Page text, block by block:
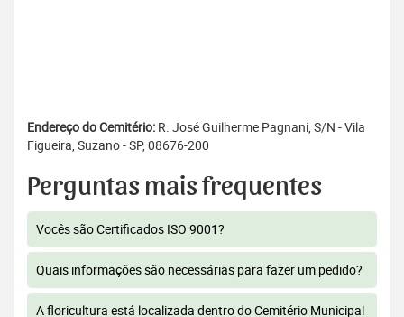
Endereço do Cemitério: R. José Guilherme Pagnani, S/N - Vila
Figueira, Suzano - SP, 08676-200
Perguntas mais frequentes
Vocês são Certificados ISO 9001?
Quais informações são necessárias para fazer um pedido?
A floricultura está localizada dentro do Cemitério Municipal